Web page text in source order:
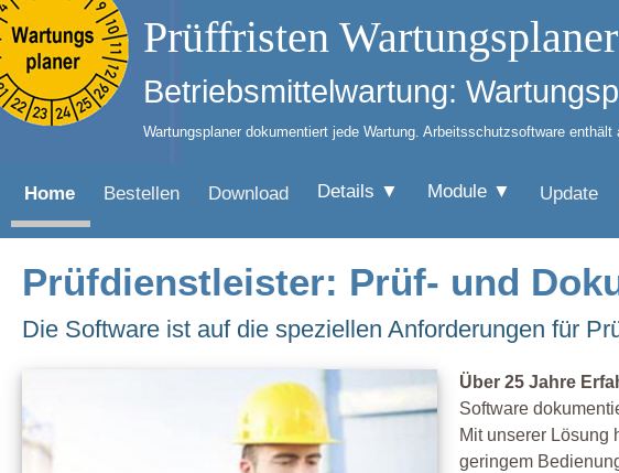
Prüffristen
Betriebsmittelwartung:
Wartungsplaner dokumentiert jede Wartung. Arbeitsschutzsoftware enthält
Home Bestellen Download Details ▼ Module ▼ Update
Prüfdienstleister: Prüf- und
Die Software ist auf die speziellen Anforderungen für
Über 25 Jahre
Software
Mit unserer Lösung
geringem